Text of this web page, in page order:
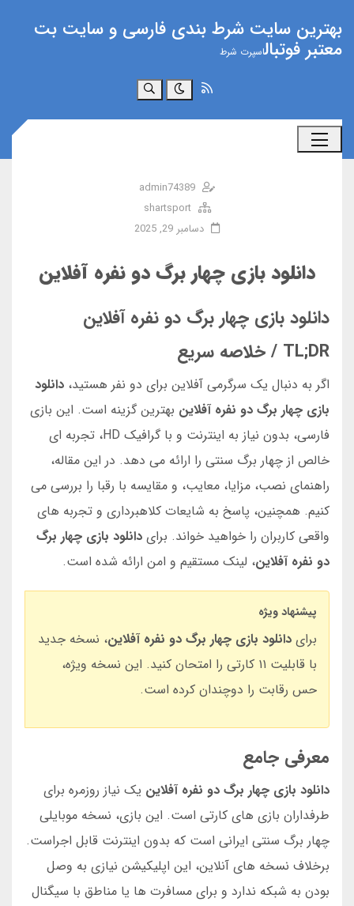
بهترین سایت شرط بندی فارسی و سایت بت
معتبر فوتبالاسپرت شرط
جستجو
admin74389
shartsport
دسامبر 29, 2025
دانلود بازی چهار برگ دو نفره آفلاین
دانلود بازی چهار برگ دو نفره آفلاین
TL;DR / خلاصه سریع
اگر به دنبال یک سرگرمی آفلاین برای دو نفر هستید، دانلود
بازی چهار برگ دو نفره آفلاین بهترین گزینه است. این بازی
فارسی، بدون نیاز به اینترنت و با گرافیک HD، تجربه ای
خالص از چهار برگ سنتی را ارائه می دهد. در این مقاله،
راهنمای نصب، مزایا، معایب، و مقایسه با رقبا را بررسی می
کنیم. همچنین، پاسخ به شایعات کلاهبرداری و تجربه های
واقعی کاربران را خواهید خواند. برای دانلود بازی چهار برگ
دو نفره آفلاین، لینک مستقیم و امن ارائه شده است.
پیشنهاد ویژه
برای دانلود بازی چهار برگ دو نفره آفلاین، نسخه جدید
با قابلیت ۱۱ کارتی را امتحان کنید. این نسخه ویژه،
حس رقابت را دوچندان کرده است.
معرفی جامع
دانلود بازی چهار برگ دو نفره آفلاین یک نیاز روزمره برای
طرفداران بازی های کارتی است. این بازی، نسخه موبایلی
چهار برگ سنتی ایرانی است که بدون اینترنت قابل اجراست.
برخلاف نسخه های آنلاین، این اپلیکیشن نیازی به وصل
بودن به شبکه ندارد و برای مسافرت ها یا مناطق با سیگنال